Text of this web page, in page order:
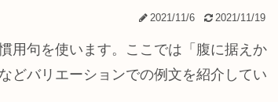
2021/11/6 2021/11/19
用句を使います。ここでは「腹に据えか
どバリエーションでの例文を紹介してい